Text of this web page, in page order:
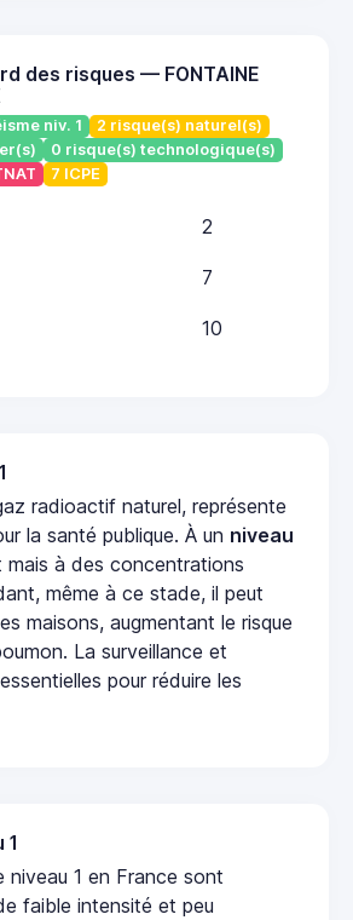
des risques — FONTAINE
niv. 1
2 risque(s) naturel(s)
0 risque(s) technologique(s)
7 ICPE
2
7
10
radioactif naturel, représente
la santé publique. À un niveau
mais à des concentrations
même à ce stade, il peut
maisons, augmentant le risque
La surveillance et
pour réduire les
1
niveau 1 en France sont
faible intensité et peu